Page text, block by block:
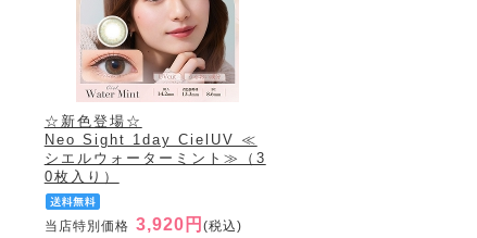
☆新色登場☆
Neo Sight 1day CielUV ≪
シエルウォーターミント≫（3
0枚入り）
当店特別価格 3,920円 (税込)